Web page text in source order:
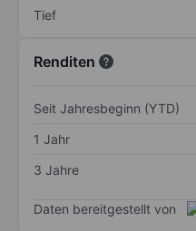
Tief
Renditen
Seit Jahresbeginn (YTD)
1 Jahr
3 Jahre
Daten bereitgestellt von